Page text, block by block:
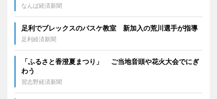
なんば経済新聞
足利でブレックスのバスケ教室 新加入の荒川選手が指導
足利経済新聞
「ふるさと香澄夏まつり」 ご当地音頭や花火大会でにぎ
わう
習志野経済新聞